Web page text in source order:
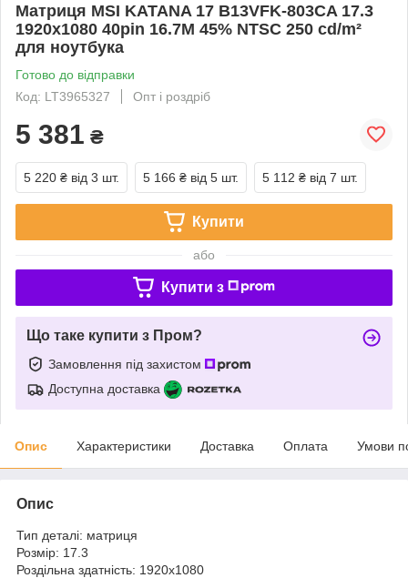
Матриця MSI KATANA 17 B13VFK-803CA 17.3
1920x1080 40pin 16.7M 45% NTSC 250 cd/m²
для ноутбука
Готово до відправки
Код: LT3965327
Опт і роздріб
5 381 ₴
5 220 ₴ від 3 шт. 5 166 ₴ від 5 шт. 5 112 ₴ від 7 шт.
Купити
або
Купити з
Що таке купити з Пром?
Замовлення під захистом
Доступна доставка
Опис Характеристики Доставка Оплата Умови
Опис
Тип деталі: матриця
Розмір: 17.3
Роздільна здатність: 1920x1080